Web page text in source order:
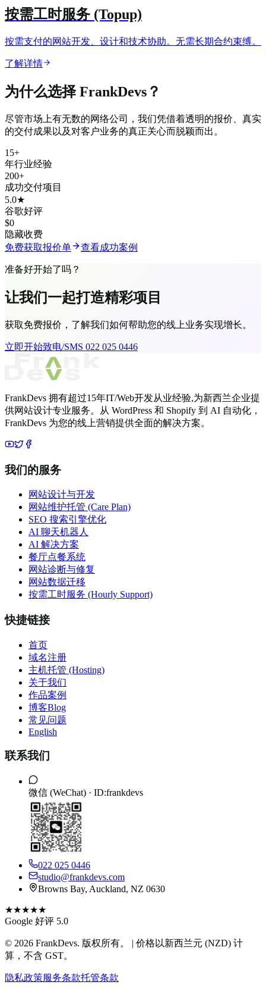
按需工时服务 (Topup)
按需支付的网站开发、设计和技术协助。无需长期合约束缚。
了解详情
为什么选择FrankDevs？
尽管市场上有无数的网络公司，我们凭借着透明的报价、真实
的交付成果以及对客户业务的真正关心而脱颖而出。
15+
年行业经验
200+
成功交付项目
5.0★
谷歌好评
$0
隐藏收费
免费获取报价单
查看成功案例
准备好开始了吗？
让我们一起打造精彩项目
获取免费报价，了解我们如何帮助您的线上业务实现增长。
立即开始致电/SMS 022 025 0446
FrankDevs 拥有超过15年IT/Web开发从业经验,为新西兰企业提
供网站设计专业服务。从 WordPress 和 Shopify 到 AI 自动化，
FrankDevs 为您的线上营销提供全面的解决方案。
我们的服务
网站设计与开发
网站维护托管 (Care Plan)
SEO 搜索引擎优化
AI 聊天机器人
AI 解决方案
餐厅点餐系统
网站诊断与修复
网站数据迁移
按需工时服务 (Hourly Support)
快捷链接
首页
域名注册
主机托管 (Hosting)
关于我们
作品案例
博客Blog
常见问题
English
联系我们
微信 (WeChat) · ID:frankdevs
022 025 0446
studio@frankdevs.com
Browns Bay, Auckland, NZ 0630
★★★★★
Google 好评 5.0
© 2026 FrankDevs. 版权所有。 | 价格以新西兰元 (NZD) 计
算，不含 GST。
隐私政策服务条款托管条款